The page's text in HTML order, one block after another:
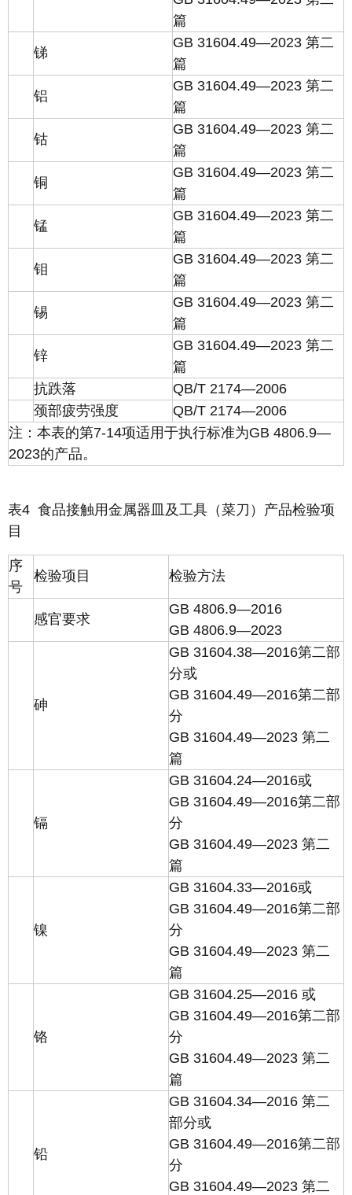
篇
锑
GB 31604.49—2023 第二
篇
铝
GB 31604.49—2023 第二
篇
钴
GB 31604.49—2023 第二
篇
铜
GB 31604.49—2023 第二
篇
锰
GB 31604.49—2023 第二
篇
钼
GB 31604.49—2023 第二
篇
锡
GB 31604.49—2023 第二
篇
锌
GB 31604.49—2023 第二
篇
抗跌落
QB/T 2174—2006
颈部疲劳强度
QB/T 2174—2006
注：本表的第7-14项适用于执行标准为GB 4806.9—
2023的产品。
表4 食品接触用金属器皿及工具（菜刀）产品检验项
目
序
号
检验项目 检验方法
感官要求
GB 4806.9—2016
GB 4806.9—2023
砷
GB 31604.38—2016第二部
分或
GB 31604.49—2016第二部
分
GB 31604.49—2023 第二
篇
镉
GB 31604.24—2016或
GB 31604.49—2016第二部
分
GB 31604.49—2023 第二
篇
镍
GB 31604.33—2016或
GB 31604.49—2016第二部
分
GB 31604.49—2023 第二
篇
铬
GB 31604.25—2016 或
GB 31604.49—2016第二部
分
GB 31604.49—2023 第二
篇
铅
GB 31604.34—2016 第二
部分或
GB 31604.49—2016第二部
分
GB 31604.49—2023 第二